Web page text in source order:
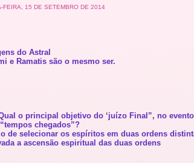
FEIRA, 15 DE SETEMBRO DE 2014
do Astral
e Ramatis são o mesmo ser.
Qual o principal objetivo do ‘juízo Final”, no evento
chegados”?
o de selecionar os espíritos em duas ordens
a ascensão espiritual das duas ordens